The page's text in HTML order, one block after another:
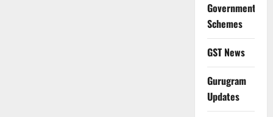
Government
Schemes
GST News
Gurugram
Updates